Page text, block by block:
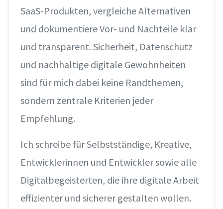
SaaS-Produkten, vergleiche Alternativen
und dokumentiere Vor- und Nachteile klar
und transparent. Sicherheit, Datenschutz
und nachhaltige digitale Gewohnheiten
sind für mich dabei keine Randthemen,
sondern zentrale Kriterien jeder
Empfehlung.
Ich schreibe für Selbstständige, Kreative,
Entwicklerinnen und Entwickler sowie alle
Digitalbegeisterten, die ihre digitale Arbeit
effizienter und sicherer gestalten wollen.